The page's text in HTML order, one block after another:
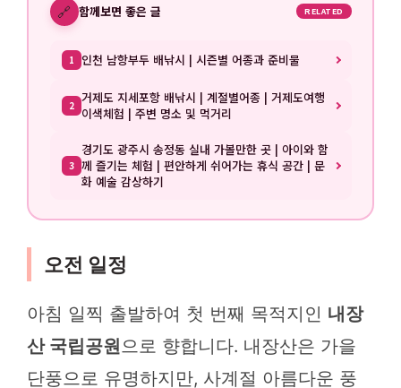
🔗 함께보면 좋은 글 RELATED
1 인천 남항부두 배낚시 | 시즌별 어종과 준비물
2 거제도 지세포항 배낚시 | 계절별어종 | 거제도여행
이색체험 | 주변 명소 및 먹거리
3
경기도 광주시 송정동 실내 가볼만한 곳 | 아이와 함
께 즐기는 체험 | 편안하게 쉬어가는 휴식 공간 | 문
화 예술 감상하기
오전 일정
아침 일찍 출발하여 첫 번째 목적지인 내장
산 국립공원으로 향합니다. 내장산은 가을
단풍으로 유명하지만, 사계절 아름다운 풍